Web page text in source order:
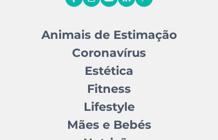
Animais de Estimação
Coronavírus
Estética
Fitness
Lifestyle
Mães e Bebés